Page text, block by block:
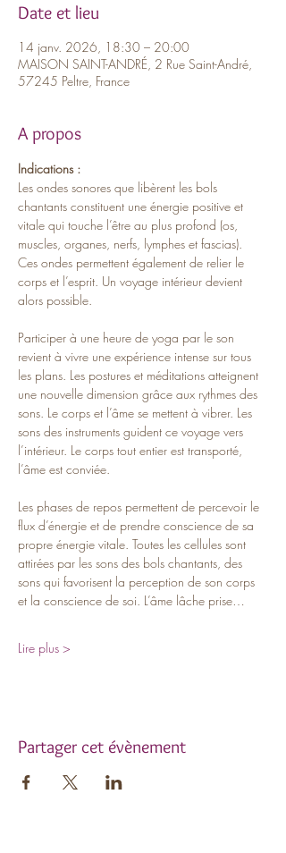
Date et lieu
14 janv. 2026, 18:30 – 20:00
MAISON SAINT-ANDRÉ, 2 Rue Saint-André,
57245 Peltre, France
A propos
Indications :
Les ondes sonores que libèrent les bols
chantants constituent une énergie positive et
vitale qui touche l’être au plus profond (os,
muscles, organes, nerfs, lymphes et fascias).
Ces ondes permettent également de relier le
corps et l’esprit. Un voyage intérieur devient
alors possible.
Participer à une heure de yoga par le son
revient à vivre une expérience intense sur tous
les plans. Les postures et méditations atteignent
une nouvelle dimension grâce aux rythmes des
sons. Le corps et l’âme se mettent à vibrer. Les
sons des instruments guident ce voyage vers
l’intérieur. Le corps tout entier est transporté,
l’âme est conviée.
Les phases de repos permettent de percevoir le
flux d’énergie et de prendre conscience de sa
propre énergie vitale. Toutes les cellules sont
attirées par les sons des bols chantants, des
sons qui favorisent la perception de son corps
et la conscience de soi. L’âme lâche prise…
Lire plus >
Partager cet évènement